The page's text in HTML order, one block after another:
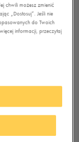
chwili możesz zmienić
„Dostosuj”. Jeśli nie
do Twoich
informacji, przeczytaj